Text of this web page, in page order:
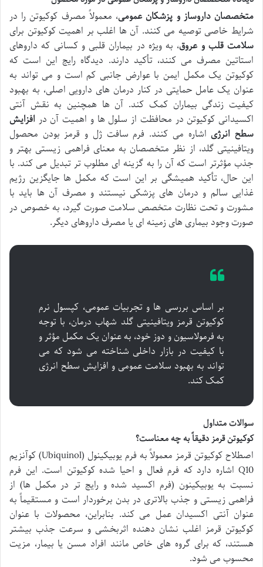
متخصصان داروساز و پزشکان عمومی، معمولاً مصرف کوکیوتن را در
شرایط خاصی توصیه می کنند. آن ها اغلب بر اهمیت کوکیوتن برای
سلامت قلب و عروق، به ویژه در بیماران قلبی و کسانی که داروهای
استاتین مصرف می کنند، تأکید دارند. دیدگاه رایج این است که
کوکیوتن یک مکمل ایمن با عوارض جانبی کم است و می تواند به
عنوان یک عامل حمایتی در کنار درمان های دارویی اصلی، به بهبود
کیفیت زندگی بیماران کمک کند. آن ها همچنین به نقش آنتی
اکسیدانی کوکیوتن در محافظت از سلول ها و اهمیت آن در افزایش
سطح انرژیاشاره می کنند. فرم سافت ژل و قرمز بودن محصول
ویتافینیتی گلد، از نظر متخصصان به معنای فراهمی زیستی بهتر و
جذب مؤثرتر است که آن را به گزینه ای مطلوب تر تبدیل می کند. با
این حال، تأکید همیشگی بر این است که مکمل ها جایگزین رژیم
غذایی سالم و درمان های پزشکی نیستند و مصرف آن ها باید با
مشورت و تحت نظارت متخصص سلامت صورت گیرد، به خصوص در
صورت وجود بیماری های زمینه ای یا مصرف داروهای دیگر.
بر اساس بررسی ها و تجربیات عمومی، کپسول نرم
کوکیوتن قرمز ویتافینیتی گلد شهاب درمان، با توجه
به فرمولاسیون و دوز خود، به عنوان یک مکمل مؤثر و
با کیفیت در بازار داخلی شناخته می شود که می
تواند به بهبود سلامت عمومی و افزایش سطح انرژی
کمک کند.
سوالات متداول
کوکیوتن قرمز دقیقاً به چه معناست؟
اصطلاح کوکیوتن قرمز معمولاً به فرم یوبیکینول (Ubiquinol) کوآنزیم
Q10 اشاره دارد که فرم فعال و احیا شده کوکیوتن است. این فرم
نسبت به یوبیکینون (فرم اکسید شده و رایج تر در مکمل ها) از
فراهمی زیستی و جذب بالاتری در بدن برخوردار است و مستقیماً به
عنوان آنتی اکسیدان عمل می کند. بنابراین، محصولات با عنوان
کوکیوتن قرمز اغلب نشان دهنده اثربخشی و سرعت جذب بیشتر
هستند، که برای گروه های خاص مانند افراد مسن یا بیمار، مزیت
محسوب می شود.